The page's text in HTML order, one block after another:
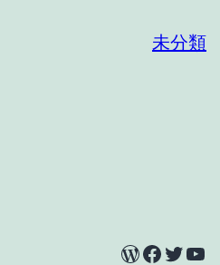
未分類
WordPress Facebook Twitter YouTube